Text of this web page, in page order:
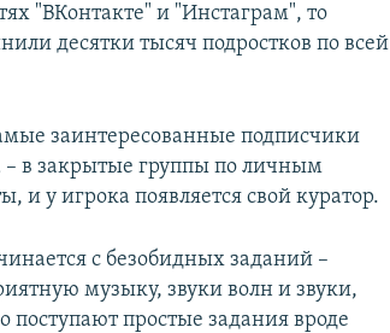
"ВКонтакте" и "Инстаграм", то
десятки тысяч подростков по всей
заинтересованные подписчики
– в закрытые группы по личным
у игрока появляется свой куратор.
с безобидных заданий –
музыку, звуки волн и звуки,
поступают простые задания вроде